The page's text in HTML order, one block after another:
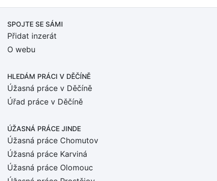
SPOJTE SE SÁMI
Přidat inzerát
O webu
HLEDÁM PRÁCI V DĚČÍNĚ
Úžasná práce v Děčíně
Úřad práce v Děčíně
ÚŽASNÁ PRÁCE JINDE
Úžasná práce Chomutov
Úžasná práce Karviná
Úžasná práce Olomouc